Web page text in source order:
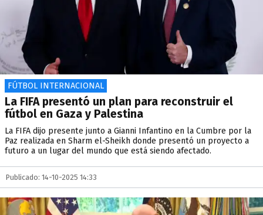
FÚTBOL INTERNACIONAL
La FIFA presentó un plan para reconstruir el
fútbol en Gaza y Palestina
La FIFA dijo presente junto a Gianni Infantino en la Cumbre por la
Paz realizada en Sharm el-Sheikh donde presentó un proyecto a
futuro a un lugar del mundo que está siendo afectado.
Publicado: 14-10-2025 14:33